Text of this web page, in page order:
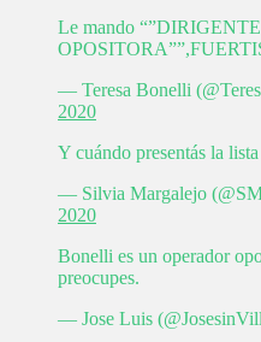
Le mando “”DIRIGENTE
— Teresa Bonelli
2020
Y cuándo presentás la
— Silvia Margalejo
2020
Bonelli es un operador
preocupes.
— Jose Luis